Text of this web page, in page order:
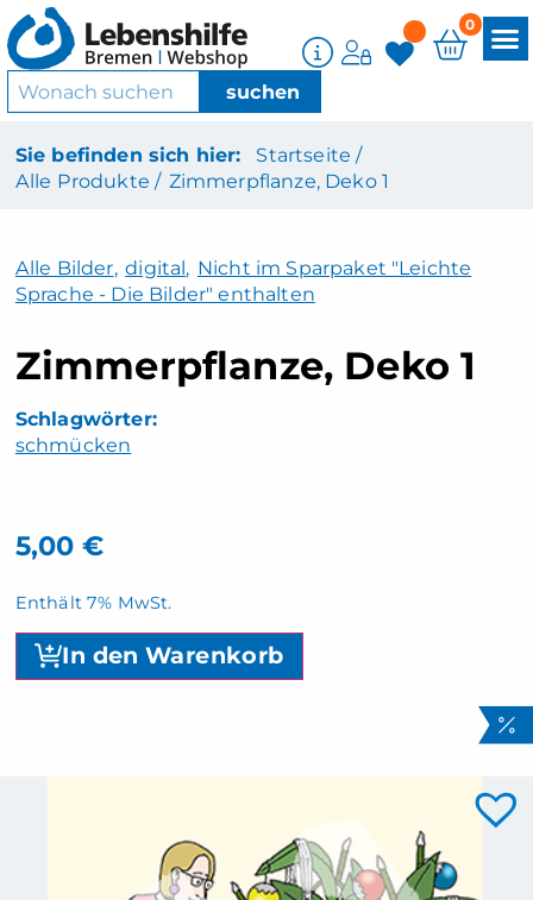
0
Sie befinden sich hier:
Startseite /
Alle Produkte / Zimmerpflanze, Deko 1
Alle Bilder, digital, Nicht im Sparpaket "Leichte
Sprache - Die Bilder" enthalten
Zimmerpflanze, Deko 1
schmücken
5,00 €
Enthält 7% MwSt.
In den Warenkorb